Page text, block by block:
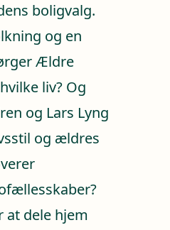
boligvalg.
og en
Ældre
liv? Og
og Lars Lyng
og ældres
at dele hjem